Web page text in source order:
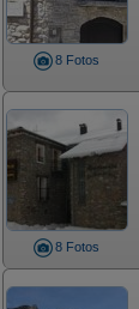
8 Fotos
8 Fotos